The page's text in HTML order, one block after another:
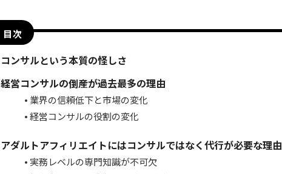
目次
コンサルという本質の怪しさ
経営コンサルの倒産が過去最多の理由
業界の信頼低下と市場の変化
経営コンサルの役割の変化
アダルトアフィリエイトにはコンサルではなく代行が必要な理由
実務レベルの専門知識が不可欠